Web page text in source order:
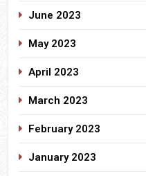
June 2023
May 2023
April 2023
March 2023
February 2023
January 2023